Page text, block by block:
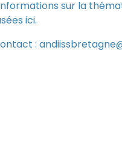
sur la
ici.
: